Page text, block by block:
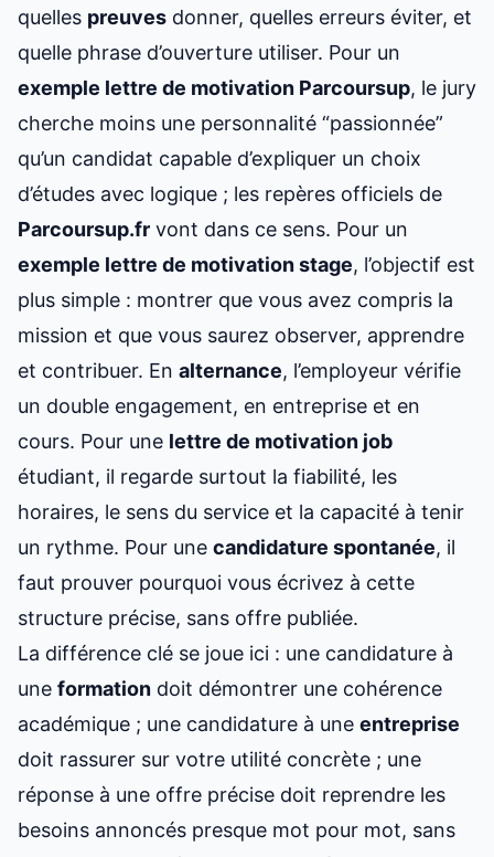
quelles preuves donner, quelles erreurs éviter, et
quelle phrase d’ouverture utiliser. Pour un
exemple lettre de motivation Parcoursup, le jury
cherche moins une personnalité “passionnée”
qu’un candidat capable d’expliquer un choix
d’études avec logique ; les repères officiels de
Parcoursup.fr vont dans ce sens. Pour un
exemple lettre de motivation stage, l’objectif est
plus simple : montrer que vous avez compris la
mission et que vous saurez observer, apprendre
et contribuer. En alternance, l’employeur vérifie
un double engagement, en entreprise et en
cours. Pour une lettre de motivation job
étudiant, il regarde surtout la fiabilité, les
horaires, le sens du service et la capacité à tenir
un rythme. Pour une candidature spontanée, il
faut prouver pourquoi vous écrivez à cette
structure précise, sans offre publiée.
La différence clé se joue ici : une candidature à
une formation doit démontrer une cohérence
académique ; une candidature à une entreprise
doit rassurer sur votre utilité concrète ; une
réponse à une offre précise doit reprendre les
besoins annoncés presque mot pour mot, sans